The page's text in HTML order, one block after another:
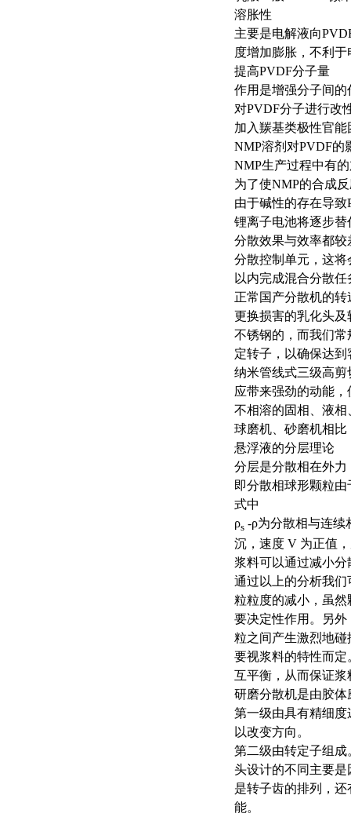
溶胀性
主要是电解液向
度增加膨胀，不利
提高PVDF分子量
作用是增强分子间的
对PVDF分子进行改
加入羰基类极性官
NMP溶剂对PVDF的
NMP生产过程中有
为了使NMP的合成
由于碱性的存在导
锂离子电池将逐步
分散效果与效率都
分散控制单元，这
以内完成混合分散
正常国产分散机的
更换损害的乳化头
不锈钢的，而我们
定转子，以确保达
纳米管线式三级高
应带来强劲的动能
不相溶的固相、液
球磨机、砂磨机相
悬浮液的分层理论
分层是分散相在外力
即分散相球形颗粒
式中
ρs -ρ为分散相与连续
沉，速度 V 为正值
浆料可以通过减小
通过以上的分析我
粒粒度的减小，虽
要决定性作用。另
粒之间产生激烈地
要视浆料的特性而
互平衡，从而保证
研磨分散机是由胶
第一级由具有精细
以改变方向。
第二级由转定子组
头设计的不同主要
是转子齿的排列，
能。